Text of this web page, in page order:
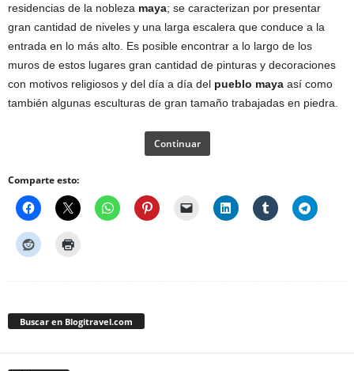
residencias de la nobleza maya; se caracterizan por presentar
gran cantidad de niveles y una larga escalera que conduce a la
entrada en lo más alto. Es posible encontrar a lo largo de los
muros de estos lugares gran cantidad de pinturas y decoraciones
con motivos religiosos y del día a día del pueblo maya así como
también algunas esculturas de gran tamaño trabajadas en piedra.
Continuar
Comparte esto:
Buscar en Blogitravel.com